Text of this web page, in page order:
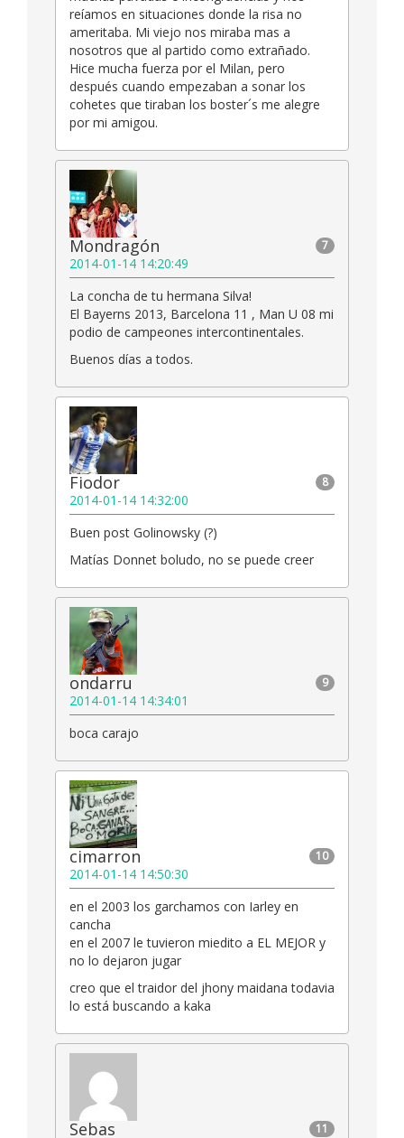
reíamos en situaciones donde la risa no
ameritaba. Mi viejo nos miraba mas a
nosotros que al partido como extrañado.
Hice mucha fuerza por el Milan, pero
después cuando empezaban a sonar los
cohetes que tiraban los boster´s me alegre
por mi amigou.
7
Mondragón
2014-01-14 14:20:49
La concha de tu hermana Silva!
El Bayerns 2013, Barcelona 11 , Man U 08 mi
podio de campeones intercontinentales.
Buenos días a todos.
8
Fiodor
2014-01-14 14:32:00
Buen post Golinowsky (?)
Matías Donnet boludo, no se puede creer
9
ondarru
2014-01-14 14:34:01
boca carajo
10
cimarron
2014-01-14 14:50:30
en el 2003 los garchamos con Iarley en
cancha
en el 2007 le tuvieron miedito a EL MEJOR y
no lo dejaron jugar
creo que el traidor del jhony maidana todavia
lo está buscando a kaka
11
Sebas